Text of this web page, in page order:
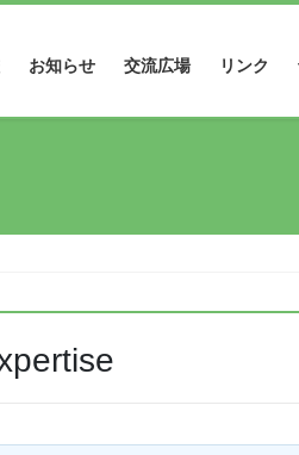
お知らせ 交流広場 リンク